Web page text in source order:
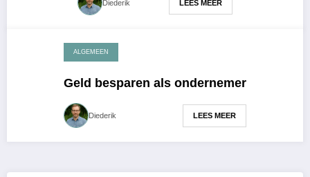
Diederik LEES MEER
mei 1, 2018
ALGEMEEN
Geld besparen als ondernemer
Diederik LEES MEER